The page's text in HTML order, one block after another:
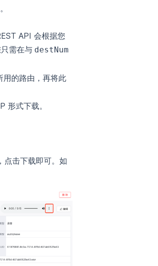
API 会根据您
需在与 destNum
用的路由，再将此
形式下载。
点击下载即可。如